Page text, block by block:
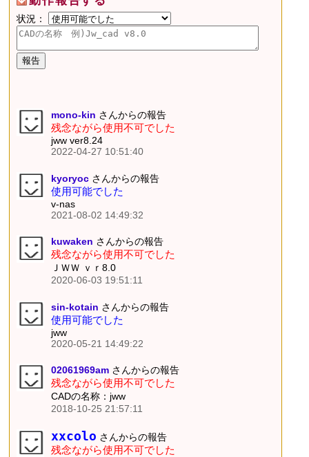
状況：
mono-kin さんからの報告
残念ながら使用不可でした
jww ver8.24
2022-04-27 10:51:40
kyoryoc さんからの報告
使用可能でした
v-nas
2021-08-02 14:49:32
kuwaken さんからの報告
残念ながら使用不可でした
ＪＷＷ ｖｒ8.0
2020-06-03 19:51:11
sin-kotain さんからの報告
使用可能でした
jww
2020-05-21 14:49:22
02061969am さんからの報告
残念ながら使用不可でした
CADの名称：jww
2018-10-25 21:57:11
xxcolo さんからの報告
残念ながら使用不可でした